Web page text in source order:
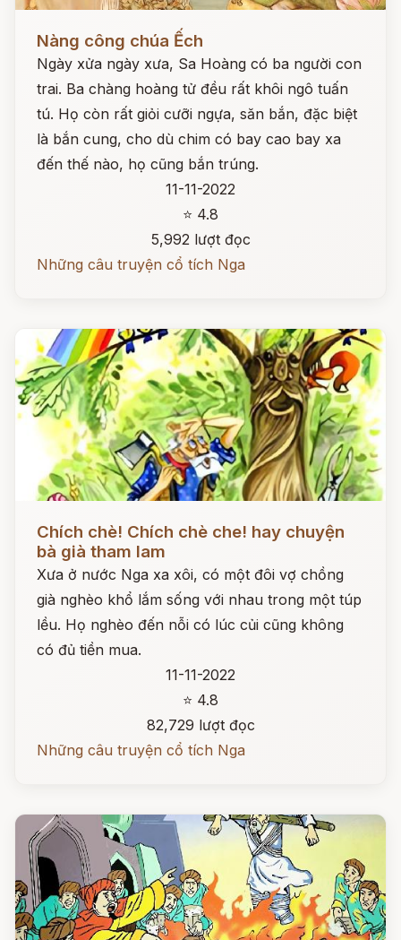
Nàng công chúa Ếch
Ngày xửa ngày xưa, Sa Hoàng có ba người con
trai. Ba chàng hoàng tử đều rất khôi ngô tuấn
tú. Họ còn rất giỏi cưỡi ngựa, săn bắn, đặc biệt
là bắn cung, cho dù chim có bay cao bay xa
đến thế nào, họ cũng bắn trúng.
11-11-2022
⭐ 4.8
5,992 lượt đọc
Những câu truyện cổ tích Nga
Chích chè! Chích chè che! hay chuyện
bà già tham lam
Xưa ở nước Nga xa xôi, có một đôi vợ chồng
già nghèo khổ lắm sống với nhau trong một túp
lều. Họ nghèo đến nỗi có lúc củi cũng không
có đủ tiền mua.
11-11-2022
⭐ 4.8
82,729 lượt đọc
Những câu truyện cổ tích Nga